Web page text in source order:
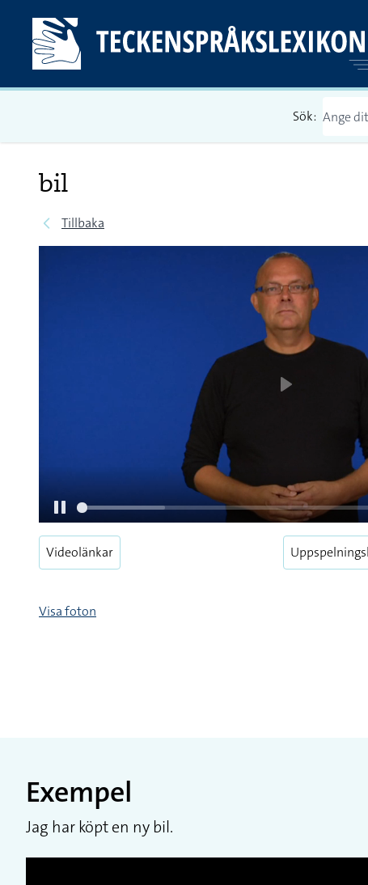
Sök:
bil
Tillbaka
Videolänkar
Visa foton
Exempel
Jag har köpt en ny bil.